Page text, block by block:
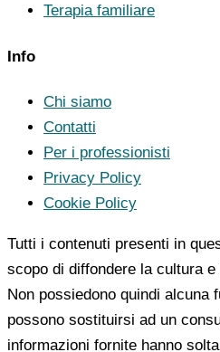
Terapia familiare
Info
Chi siamo
Contatti
Per i professionisti
Privacy Policy
Cookie Policy
Tutti i contenuti presenti in
scopo di diffondere la cultura
Non possiedono quindi alcuna
possono sostituirsi ad un
informazioni fornite hanno